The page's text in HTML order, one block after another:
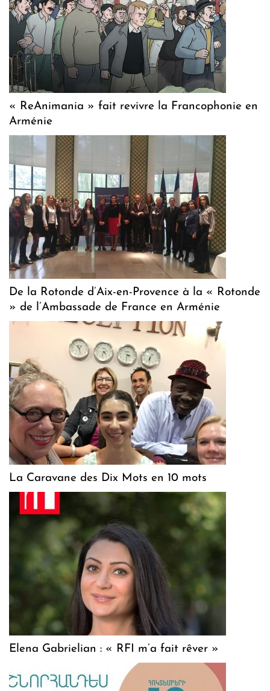
« ReAnimania » fait revivre la Francophonie en
Arménie
De la Rotonde d’Aix-en-Provence à la « Rotonde
» de l’Ambassade de France en Arménie
La Caravane des Dix Mots en 10 mots
Elena Gabrielian : « RFI m’a fait rêver »